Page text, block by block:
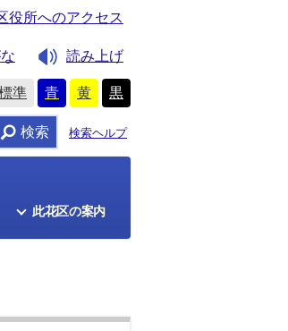
役所へのアクセス
読み上げ
準 青 黄 黒
検索 検索ヘルプ
此花区の案内